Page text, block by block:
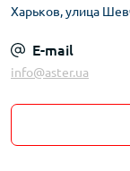
Харьков, улица
E-mail
info@aster.ua